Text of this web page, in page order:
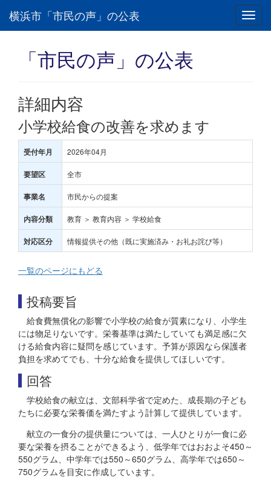
横浜市「市民の声」の公表
「市民の声」の公表
詳細内容
小学校給食の改善を求めます
受付年月 2026年04月
要望区 全市
事業名 市民からの提案
内容分類 教育 ＞ 教育内容 ＞ 学校給食
対応区分 情報提供その他（既に実施済み・お礼お詫び等）
一覧のページにもどる
投稿要旨
給食費無償化の影響で小学校の給食が質素になり、小学生
には物足りないです。栄養基準は満たしていても満足感に欠
ける給食内容に疑問を感じています。予算が原因なら保護者
負担を求めてでも、十分な給食を提供してほしいです。
回答
学校給食の献立は、文部科学省で定めた、成長期の子ども
たちに必要な栄養価を満たすよう計算して提供しています。
献立の一食分の提供量については、一人ひとりが一食に必
要な栄養を摂ることができるよう、低学年ではおおよそ450～
550グラム、中学年では550～650グラム、高学年では650～
750グラムを目安に作成しています。